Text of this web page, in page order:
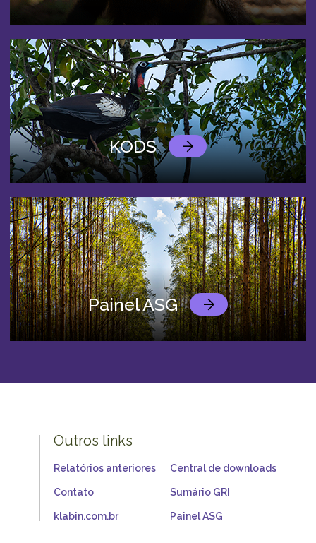
KODS
Painel ASG
Outros links
Relatórios anteriores
Contato
klabin.com.br
Central de downloads
Sumário GRI
Painel ASG